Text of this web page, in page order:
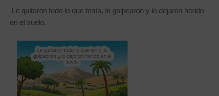
Le quitaron todo lo que tenía, lo golpearon y lo dejaron herido
en el suelo.